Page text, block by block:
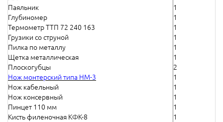
Паяльник
1
Глубиномер
1
Термометр ТТП 72 240 163
1
Грузики со струной
1
Пилка по металлу
1
Щетка металлическая
1
Плоскогубцы
2
Нож монтерский типа НМ-3
1
Нож кабельный
1
Нож консервный
1
Пинцет 110 мм
1
Кисть филеночная КФК-8
1